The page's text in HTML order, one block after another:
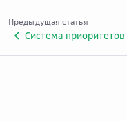
Предыдущая статья
Система